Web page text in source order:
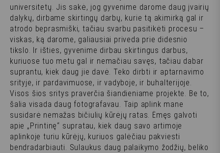
universitetų. Jis sakė, jog gyvenime darome daug įvairių
dalykų, dirbame skirtingų darbų, kurie tą akimirką gal ir
atrodo beprasmiški, tačiau svarbu pasitikėti procesu –
viskas, ką darome, galiausiai priveda prie didesnio
tikslo. Ir išties, gyvenime dirbau skirtingus darbus,
kuriuose tuo metu gal ir nemačiau savęs, tačiau dabar
suprantu, kiek daug jie davė. Teko dirbti ir aptarnavimo
srityje, ir pardavimuose, ir vadyboje, ir buhalterijoje.
Visos šios sritys praverčia šiandieniame projekte. Be to,
šalia visada daug fotografavau. Taip aplink mane
susidarė nemažas bičiulių kūrėjų ratas. Ėmęs galvoti
apie „Printinę“ supratau, kiek daug savo artimoje
aplinkoje turiu kūrėjų, kuriuos galėčiau pakviesti
bendradarbiauti. Sulaukus daug palaikymo žodžių, beliko